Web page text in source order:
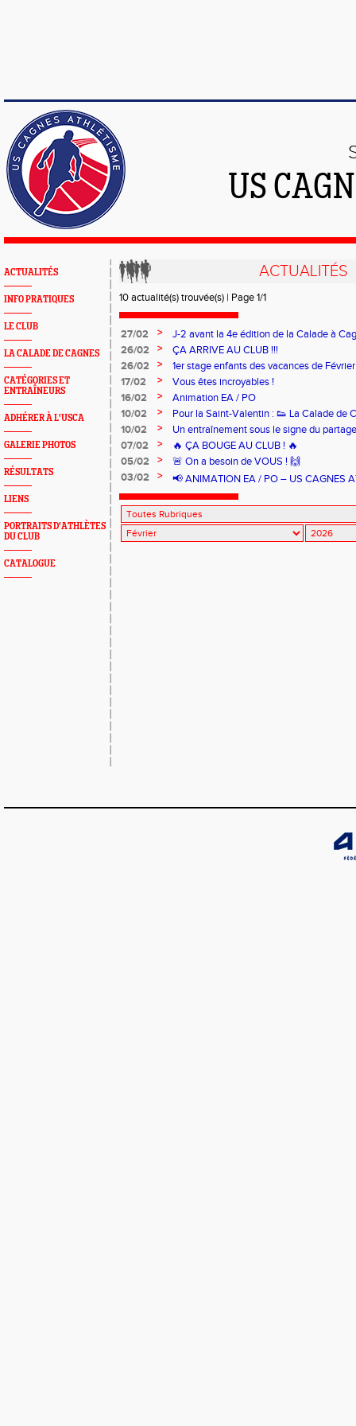
US
ACTUALITÉS
INFO PRATIQUES
LE CLUB
LA CALADE DE CAGNES
CATÉGORIES ET
ENTRAÎNEURS
ADHÉRER À L'USCA
GALERIE PHOTOS
RÉSULTATS
LIENS
PORTRAITS D'ATHLÈTES
DU CLUB
CATALOGUE
ACTUALITÉS
10 actualité(s) trouvée(s) | Page 1/1
27/02 >
J-2 avant la 4e édition de la Calade à
26/02
>
ÇA ARRIVE AU CLUB !!!
26/02
>
1er stage enfants des vacances de
17/02
>
Vous êtes incroyables !
16/02
>
Animation EA / PO
10/02
>
Pour la Saint-Valentin : 👟 La Calade de
10/02
>
Un entraînement sous le signe du
07/02
>
🔥 ÇA BOUGE AU CLUB ! 🔥
05/02
>
🚨 On a besoin de VOUS ! 🙌
03/02
> 📢 ANIMATION EA / PO – US CAGNES